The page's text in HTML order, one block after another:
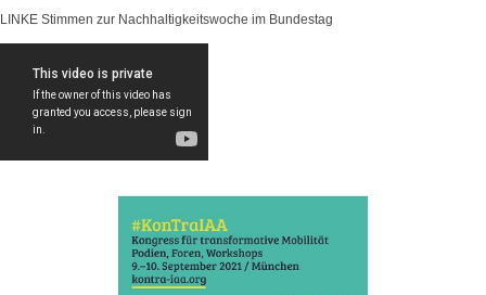
LINKE Stimmen zur Nachhaltigkeitswoche im Bundestag